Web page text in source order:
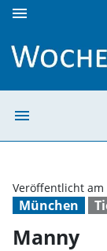
menu
menu
München
Veröffentlicht am
Manny